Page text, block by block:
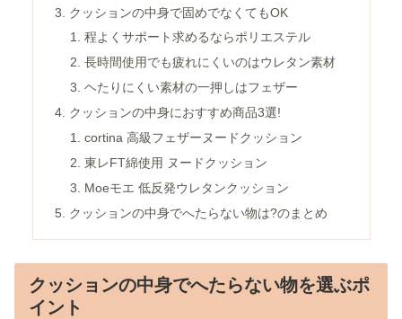
クッションの中身で固めでなくてもOK
程よくサポート求めるならポリエステル
長時間使用でも疲れにくいのはウレタン素材
ヘたりにくい素材の一押しはフェザー
クッションの中身におすすめ商品3選!
cortina 高級フェザーヌードクッション
東レFT綿使用 ヌードクッション
Moeモエ 低反発ウレタンクッション
クッションの中身でへたらない物は?のまとめ
クッションの中身でへたらない物を選ぶポ
イント